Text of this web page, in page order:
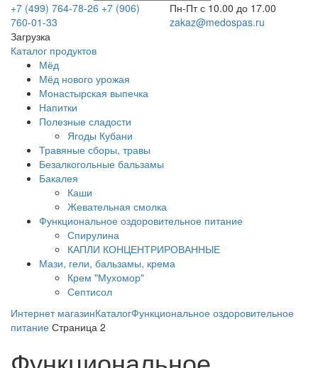
+7 (499) 764-78-26 +7 (906)
760-01-33
Пн-Пт с 10.00 до 17.00
zakaz@medospas.ru
Загрузка
Каталог продуктов
Мёд
Мёд нового урожая
Монастырская выпечка
Напитки
Полезные сладости
Ягоды Кубани
Травяные сборы, травы
Безалкогольные бальзамы
Бакалея
Каши
Жевательная смолка
Функциональное оздоровительное питание
Спирулина
КАПЛИ КОНЦЕНТРИРОВАННЫЕ
Мази, гели, бальзамы, крема
Крем "Мухомор"
Септисол
Интернет магазинКаталогФункциональное оздоровительное
питание Страница 2